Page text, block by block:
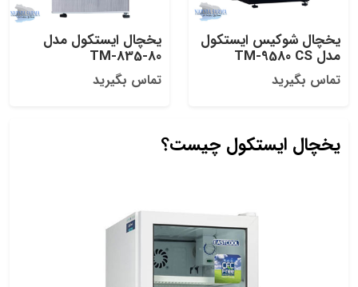
یخچال شوکیس ایستکول
مدل TM-9580 CS
تماس بگیرید
یخچال ایستکول مدل
TM-835-80
تماس بگیرید
یخچال ایستکول چیست؟